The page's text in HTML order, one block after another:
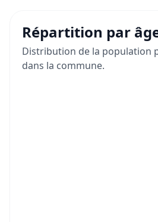
Répartition par
Distribution de la population
dans la commune.